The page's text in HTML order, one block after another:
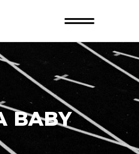
BABY